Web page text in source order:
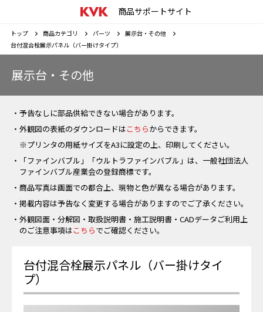
商品サポートサイト
トップ 商品カテゴリ パーツ
展示台・その他
台付混合栓展示パネル（バー掛けタイプ）
展示台・その他
・予告なしに部品供給できない場合があります。
・外観図の表紙のダウンロードはこちらからできます。
※プリンタの用紙サイズをA3に設定の上、印刷してください。
・「ファインバブル」「ウルトラファインバブル」は、一般社団法人
ファインバブル産業会の登録商標です。
・商品写真は画面での都合上、現物と色が異なる場合があります。
・掲載内容は予告なく変更する場合がありますのでご了承ください。
・外観図面・分解図・取扱説明書・施工説明書・CADデータご利用上
のご注意事項はこちらでご確認ください。
台付混合栓展示パネル（バー掛けタイ
プ）